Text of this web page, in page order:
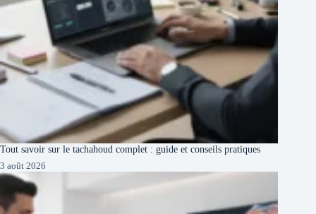
Tout savoir sur le tachahoud complet : guide et conseils pratiques
3 août 2026